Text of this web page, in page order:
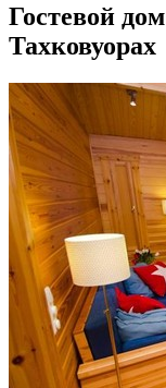
Гостевой
Тахковуорах